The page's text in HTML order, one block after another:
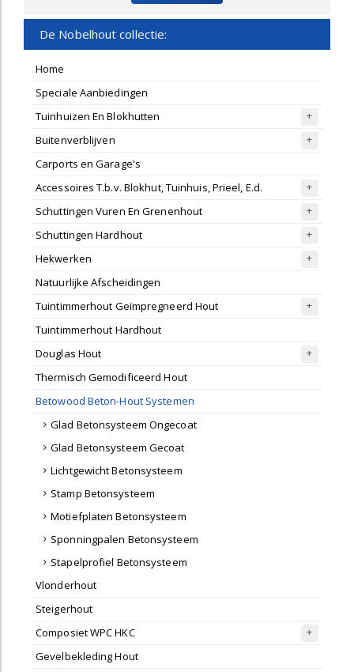
De Nobelhout collectie:
Home
Speciale Aanbiedingen
Tuinhuizen En Blokhutten
Buitenverblijven
Carports en Garage's
Accessoires T.b.v. Blokhut, Tuinhuis, Prieel, E.d.
Schuttingen Vuren En Grenenhout
Schuttingen Hardhout
Hekwerken
Natuurlijke Afscheidingen
Tuintimmerhout Geïmpregneerd Hout
Tuintimmerhout Hardhout
Douglas Hout
Thermisch Gemodificeerd Hout
Betowood Beton-Hout Systemen
Glad Betonsysteem Ongecoat
Glad Betonsysteem Gecoat
Lichtgewicht Betonsysteem
Stamp Betonsysteem
Motiefplaten Betonsysteem
Sponningpalen Betonsysteem
Stapelprofiel Betonsysteem
Vlonderhout
Steigerhout
Composiet WPC HKC
Gevelbekleding Hout